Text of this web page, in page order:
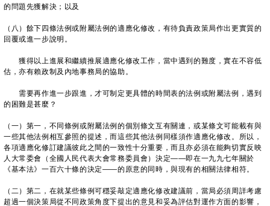
的問題先獲解決；以及
（八）餘下四條法例或附屬法例的適應化修改，有待負責政策局作出更實質的
回覆或進一步說明。
獲得以上進展和繼續推展適應化修改工作，當中遇到的難度，實在不容低
估，亦有賴政制及內地事務局的協助。
需要再作進一步跟進，才可制定更具體的時間表的法例或附屬法例，遇到
的困難是甚麼？
（一）第一，不同條例或附屬法例的個別條文互有關連，或某條文可能載有與
一些其他法例相互參照的提述，而這些其他法例同樣須作適應化修改。所以，
各項適應化修訂建議彼此之間的一致性十分重要，而且亦必須在能夠切實反映
人大常委會（全國人民代表大會常務委員會）決定——即在一九九七年關於
《基本法》一百六十條的決定——的原意的同時，與現有的相關法律相符。
（二）第二，在就某些條例可穩妥敲定適應化修改建議前，當局必須周詳考慮
超過一個決策局從不同政策角度下提出的意見和妥為評估對運作方面的影響，